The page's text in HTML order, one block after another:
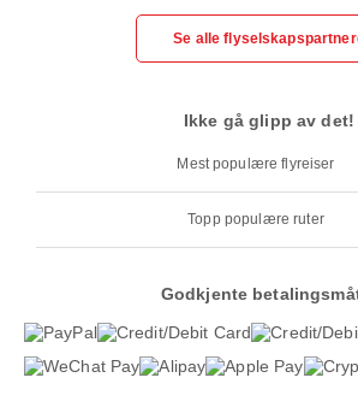
Se alle
Ikke gå glipp av det!
Mest populære flyreiser
Topp populære ruter
Godkjente